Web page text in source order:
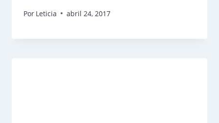
Por Leticia abril 24, 2017